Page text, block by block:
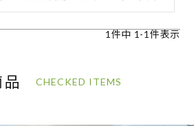
1 件中 1 -1 件表示
CHECKED ITEMS